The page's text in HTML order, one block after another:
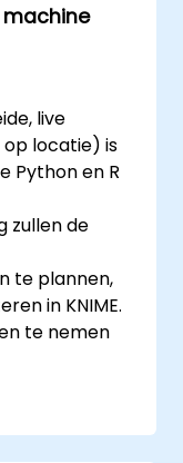
in
machine
live
op locatie) is
Python en R
zullen de
te plannen,
in KNIME.
te nemen